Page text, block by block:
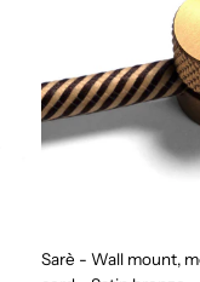
Sarè - Wall mount,